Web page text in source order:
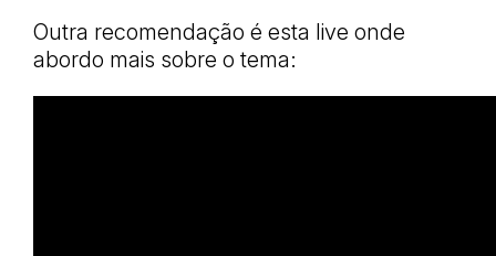
Outra recomendação é esta live onde
abordo mais sobre o tema: